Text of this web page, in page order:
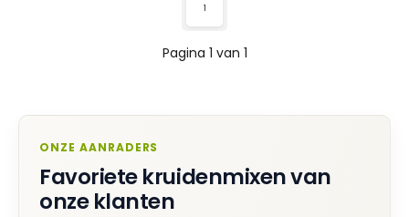
Pagina 1 van 1
1
ONZE AANRADERS
Favoriete kruidenmixen van
onze klanten